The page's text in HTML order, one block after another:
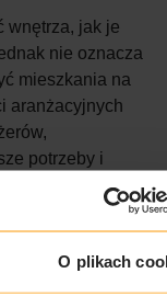
O plikach
wnętrza, jak je
nie oznacza
mieszkania na
aranżacyjnych
potrzeby i
w pakietach
plusy: